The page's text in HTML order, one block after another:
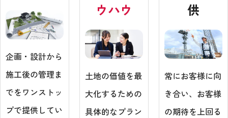
企画・設計から
施工後の管理ま
でをワンストッ
プで提供してい
ウハウ
土地の価値を最
大化するための
具体的なプラン
供
常にお客様に向
き合い、お客様
の期待を上回る